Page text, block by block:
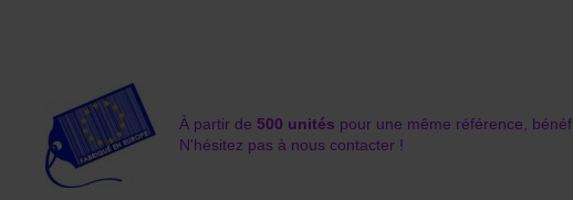
À partir de 500 unités pour une même référence,
N'hésitez pas à nous contacter !